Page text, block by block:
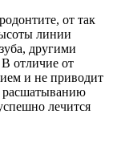
от так
линии
другими
отличие от
и не приводит
расшатыванию
лечится